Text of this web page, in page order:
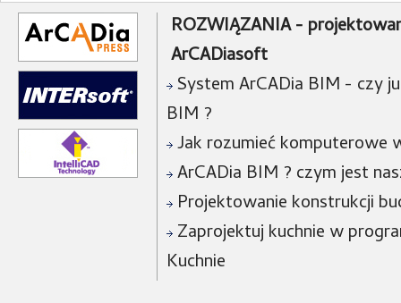
ROZWIĄZANIA -
ArCADiasoft
System ArCADia BIM - czy
BIM ?
Jak rozumieć komputerowe
ArCADia BIM ? czym jest
Projektowanie konstrukcji
Zaprojektuj kuchnie w
Kuchnie